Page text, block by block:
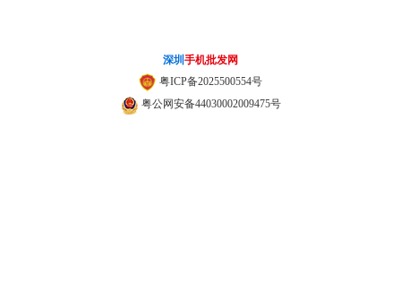
深圳 手机批发网
粤ICP备2025500554号
粤公网安备44030002009475号